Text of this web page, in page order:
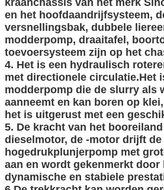
en het hoofdaandrijfsysteem,
versnellingsbak, dubbele
modderpomp, draaitafel,
toevoersysteem zijn op het
4. Het is een hydraulisch
met directionele circulatie.Het
modderpomp die de slurry als
aanneemt en kan boren op
het is uitgerust met een
5. De kracht van het
dieselmotor, de -motor drijft de
hogedrukplunjerpomp met
aan en wordt gekenmerkt door
dynamische en stabiele